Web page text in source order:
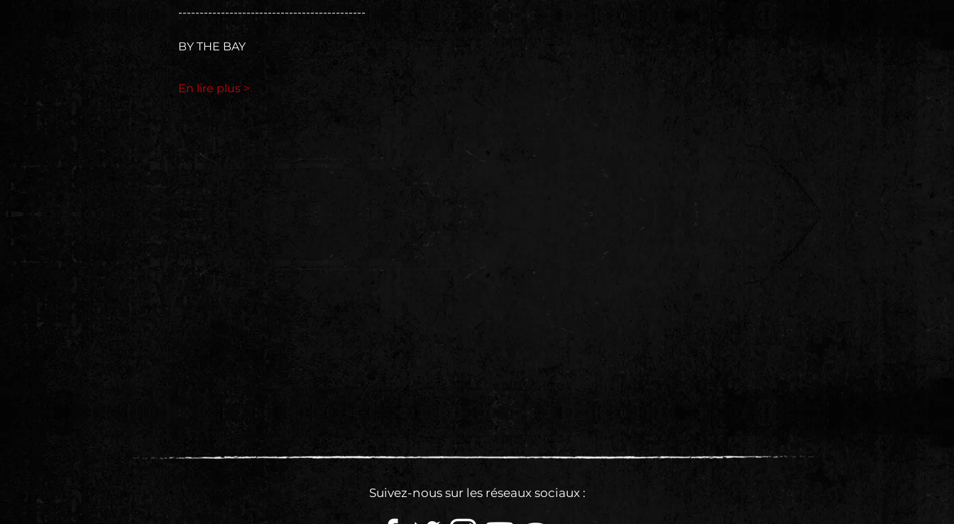
--------------------------------------------
BY THE BAY
En lire plus >
Suivez-nous sur les réseaux sociaux :